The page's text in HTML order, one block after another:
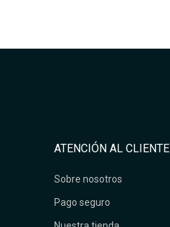
ATENCIÓN AL CLIENTE
Sobre nosotros
Pago seguro